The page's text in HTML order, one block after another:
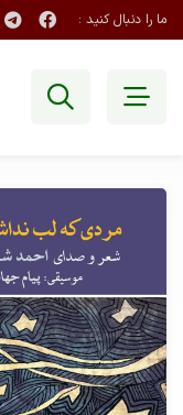
ما را دنبال کنید :